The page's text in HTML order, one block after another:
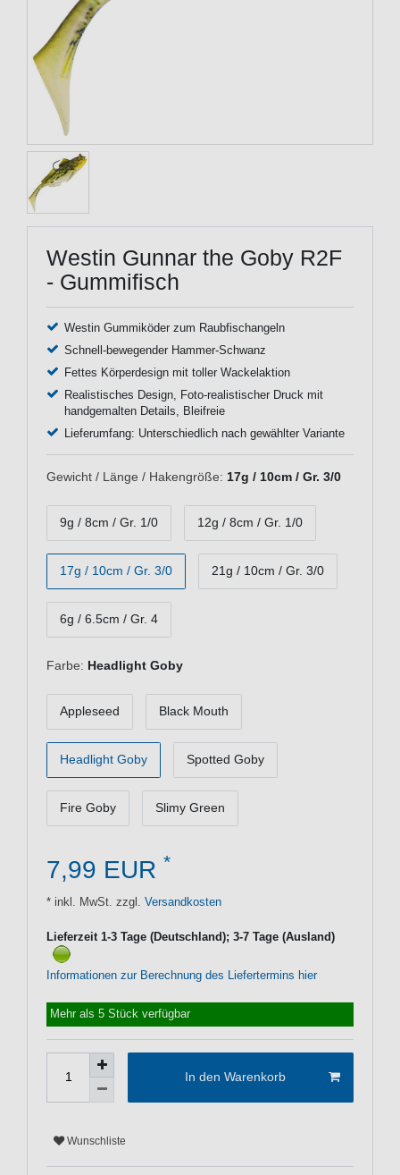
Westin Gunnar the Goby R2F
- Gummifisch
Westin Gummiköder zum Raubfischangeln
Schnell-bewegender Hammer-Schwanz
Fettes Körperdesign mit toller Wackelaktion
Realistisches Design, Foto-realistischer Druck mit
handgemalten Details, Bleifreie
Lieferumfang: Unterschiedlich nach gewählter Variante
Gewicht / Länge / Hakengröße: 17g / 10cm / Gr. 3/0
9g / 8cm / Gr. 1/0 12g / 8cm / Gr. 1/0
17g / 10cm / Gr. 3/0 21g / 10cm / Gr. 3/0
6g / 6.5cm / Gr. 4
Farbe: Headlight Goby
Appleseed Black Mouth
Headlight Goby Spotted Goby
Fire Goby Slimy Green
7,99 EUR *
* inkl. MwSt. zzgl. Versandkosten
Lieferzeit 1-3 Tage (Deutschland); 3-7 Tage (Ausland)
Informationen zur Berechnung des Liefertermins hier
Mehr als 5 Stück verfügbar
In den Warenkorb
Wunschliste